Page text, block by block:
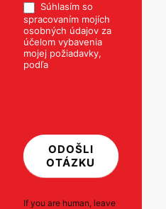
Súhlasím so
spracovaním mojích
osobných údajov za
účelom vybavenia
mojej požiadavky,
podľa
ODOŠLI
OTÁZKU
If you are human, leave